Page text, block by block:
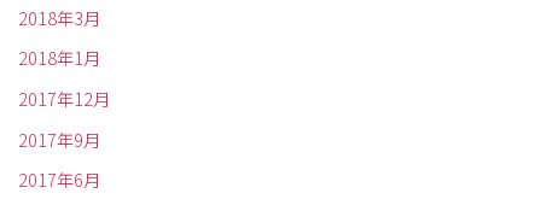
2018年3月
2018年1月
2017年12月
2017年9月
2017年6月